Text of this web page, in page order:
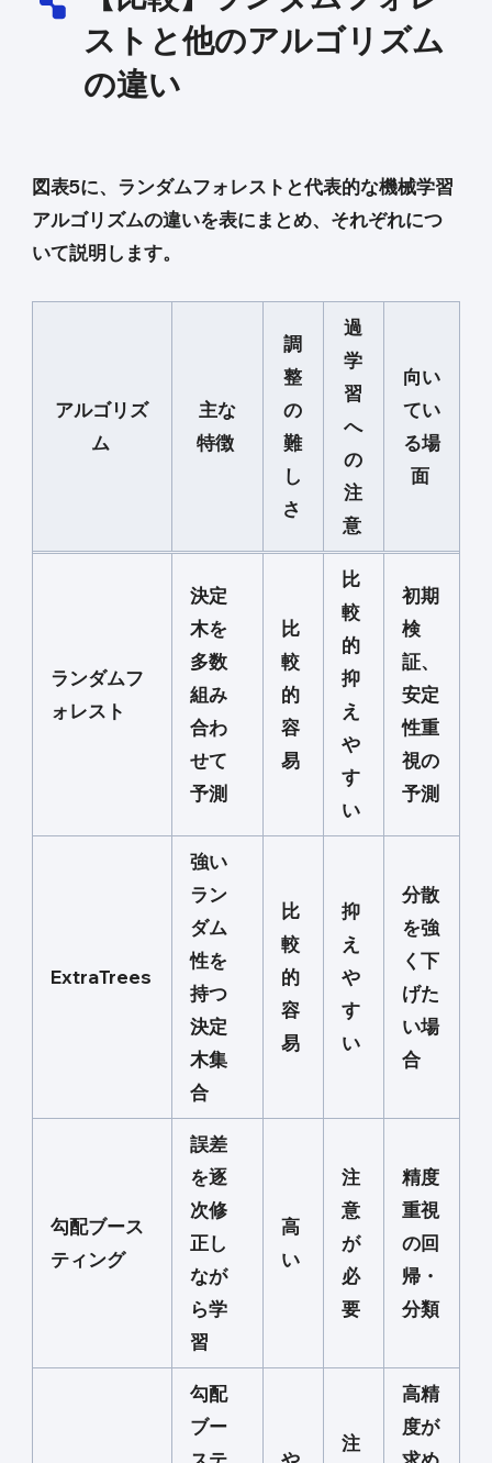
ストと他のアルゴリズム
の違い
図表5に、ランダムフォレストと代表的な機械学習
アルゴリズムの違いを表にまとめ、それぞれにつ
いて説明します。
アルゴリズ
ム
主な
特徴
調
整
の
難
し
さ
過
学
習
へ
の
注
意
向い
てい
る場
面
ランダムフ
ォレスト
決定
木を
多数
組み
合わ
せて
予測
比
較
的
容
易
比
較
的
抑
え
や
す
い
初期
検
証、
安定
性重
視の
予測
ExtraTrees
強い
ラン
ダム
性を
持つ
決定
木集
合
比
較
的
容
易
抑
え
や
す
い
分散
を強
く下
げた
い場
合
勾配ブース
ティング
誤差
を逐
次修
正し
なが
ら学
習
高
い
注
意
が
必
要
精度
重視
の回
帰・
分類
勾配
ブー
注
高精
度が